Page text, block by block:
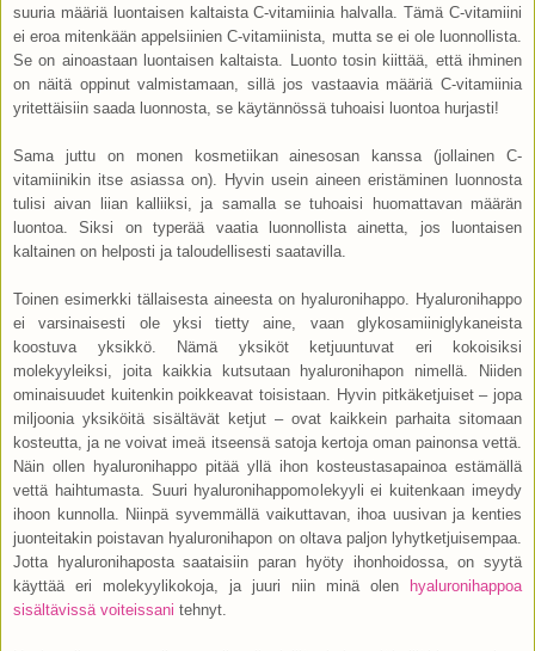
suuria määriä luontaisen kaltaista C-vitamiinia halvalla. Tämä C-vitamiini
ei eroa mitenkään appelsiinien C-vitamiinista, mutta se ei ole luonnollista.
Se on ainoastaan luontaisen kaltaista. Luonto tosin kiittää, että ihminen
on näitä oppinut valmistamaan, sillä jos vastaavia määriä C-vitamiinia
yritettäisiin saada luonnosta, se käytännössä tuhoaisi luontoa hurjasti!
Sama juttu on monen kosmetiikan ainesosan kanssa (jollainen C-
vitamiinikin itse asiassa on). Hyvin usein aineen eristäminen luonnosta
tulisi aivan liian kalliiksi, ja samalla se tuhoaisi huomattavan määrän
luontoa. Siksi on typerää vaatia luonnollista ainetta, jos luontaisen
kaltainen on helposti ja taloudellisesti saatavilla.
Toinen esimerkki tällaisesta aineesta on hyaluronihappo. Hyaluronihappo
ei varsinaisesti ole yksi tietty aine, vaan glykosamiiniglykaneista
koostuva yksikkö. Nämä yksiköt ketjuuntuvat eri kokoisiksi
molekyyleiksi, joita kaikkia kutsutaan hyaluronihapon nimellä. Niiden
ominaisuudet kuitenkin poikkeavat toisistaan. Hyvin pitkäketjuiset – jopa
miljoonia yksiköitä sisältävät ketjut – ovat kaikkein parhaita sitomaan
kosteutta, ja ne voivat imeä itseensä satoja kertoja oman painonsa vettä.
Näin ollen hyaluronihappo pitää yllä ihon kosteustasapainoa estämällä
vettä haihtumasta. Suuri hyaluronihappomolekyyli ei kuitenkaan imeydy
ihoon kunnolla. Niinpä syvemmällä vaikuttavan, ihoa uusivan ja kenties
juonteitakin poistavan hyaluronihapon on oltava paljon lyhytketjuisempaa.
Jotta hyaluronihaposta saataisiin paran hyöty ihonhoidossa, on syytä
käyttää eri molekyylikokoja, ja juuri niin minä olen
hyaluronihappoa
sisältävissä voiteissani tehnyt.